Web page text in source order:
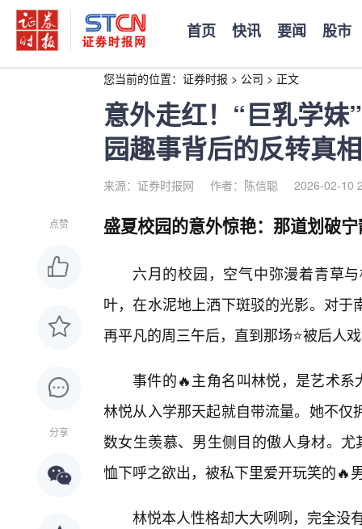
首页 快讯 要闻 股市
您当前的位置： 证券时报 > 公司 > 正文
意外走红！“巨乳学
园趣事背后的反转真相
来源：证券时报网 作者：陈信聪 2026-02-10
点赞
分享
盛夏校园的意外惊艳：那道划破
六月的校园，空气中弥漫着青草
叶，在水泥地上洒下斑驳的光影。对
再平凡的周三午后，直到那场⭐被后人
事件的🔥主角名叫林悦，是艺术系
林悦从入学那天起就自带流量。她不
数女生羡慕、男生侧目的傲人身材。
恤下呼之欲出，被私下里爱开玩笑的🔥
林悦本人性格却大大咧咧，完全没